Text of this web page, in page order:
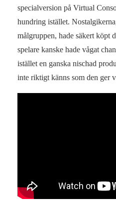
specialversion på Virtual
hundring istället.
målgruppen, hade säkert köpt
spelare kanske hade vågat
istället en ganska nischad
inte riktigt känns som den ger